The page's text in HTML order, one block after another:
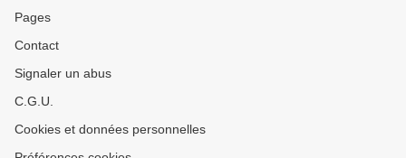
Pages
Contact
Signaler un abus
C.G.U.
Cookies et données personnelles